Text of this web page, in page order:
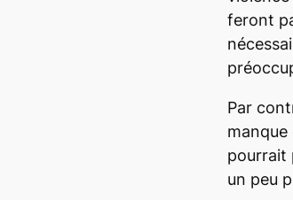
feront
Par
pourrait
un peu